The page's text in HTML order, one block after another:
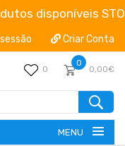
disponíveis
Criar Conta
0
0
0,00€
MENU